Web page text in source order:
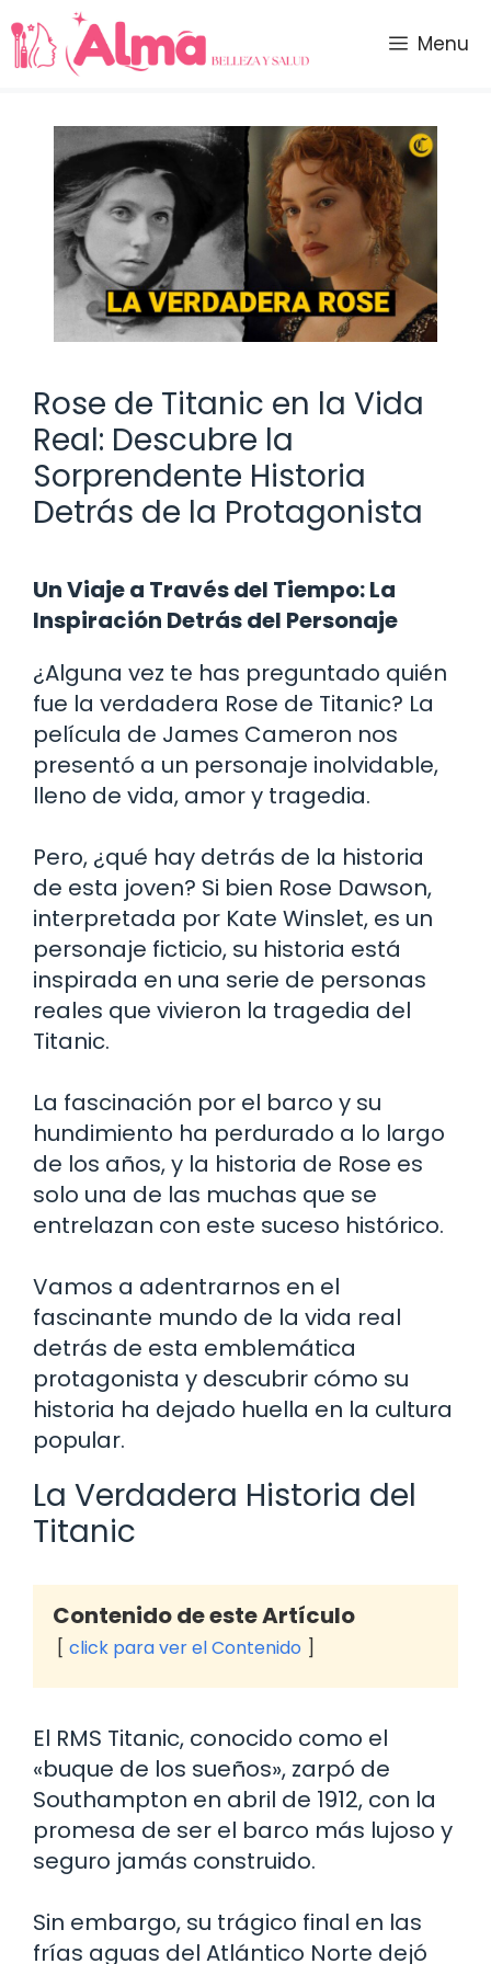
Saltar
al
contenido
Menu
Rose de Titanic en la Vida
Real: Descubre la
Sorprendente Historia
Detrás de la Protagonista
Un Viaje a Través del Tiempo: La
Inspiración Detrás del Personaje
¿Alguna vez te has preguntado quién
fue la verdadera Rose de Titanic? La
película de James Cameron nos
presentó a un personaje inolvidable,
lleno de vida, amor y tragedia.
Pero, ¿qué hay detrás de la historia
de esta joven? Si bien Rose Dawson,
interpretada por Kate Winslet, es un
personaje ficticio, su historia está
inspirada en una serie de personas
reales que vivieron la tragedia del
Titanic.
La fascinación por el barco y su
hundimiento ha perdurado a lo largo
de los años, y la historia de Rose es
solo una de las muchas que se
entrelazan con este suceso histórico.
Vamos a adentrarnos en el
fascinante mundo de la vida real
detrás de esta emblemática
protagonista y descubrir cómo su
historia ha dejado huella en la cultura
popular.
La Verdadera Historia del
Titanic
Contenido de este Artículo
click para ver el Contenido
El RMS Titanic, conocido como el
«buque de los sueños», zarpó de
Southampton en abril de 1912, con la
promesa de ser el barco más lujoso y
seguro jamás construido.
Sin embargo, su trágico final en las
frías aguas del Atlántico Norte dejó